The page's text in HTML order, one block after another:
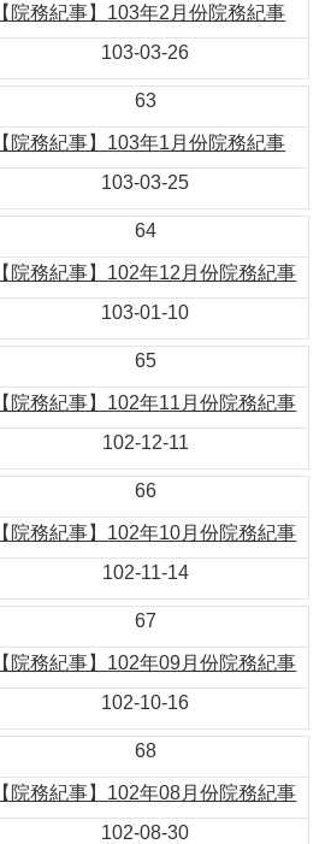
【院務紀事】103年2月份院務紀事
103-03-26
63
【院務紀事】103年1月份院務紀事
103-03-25
64
【院務紀事】102年12月份院務紀事
103-01-10
65
【院務紀事】102年11月份院務紀事
102-12-11
66
【院務紀事】102年10月份院務紀事
102-11-14
67
【院務紀事】102年09月份院務紀事
102-10-16
68
【院務紀事】102年08月份院務紀事
102-08-30